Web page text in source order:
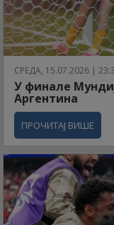
СРЕДА, 15.07.2026 |
У финале
Аргентина
ПРОЧИТАЈ ВИШЕ